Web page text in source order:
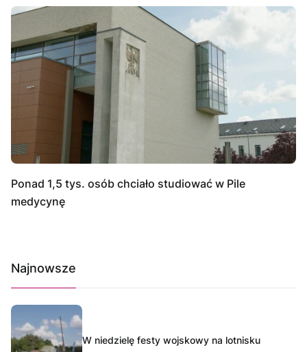
Ponad 1,5 tys. osób chciało studiować w Pile
medycynę
Najnowsze
W niedzielę festy wojskowy na lotnisku